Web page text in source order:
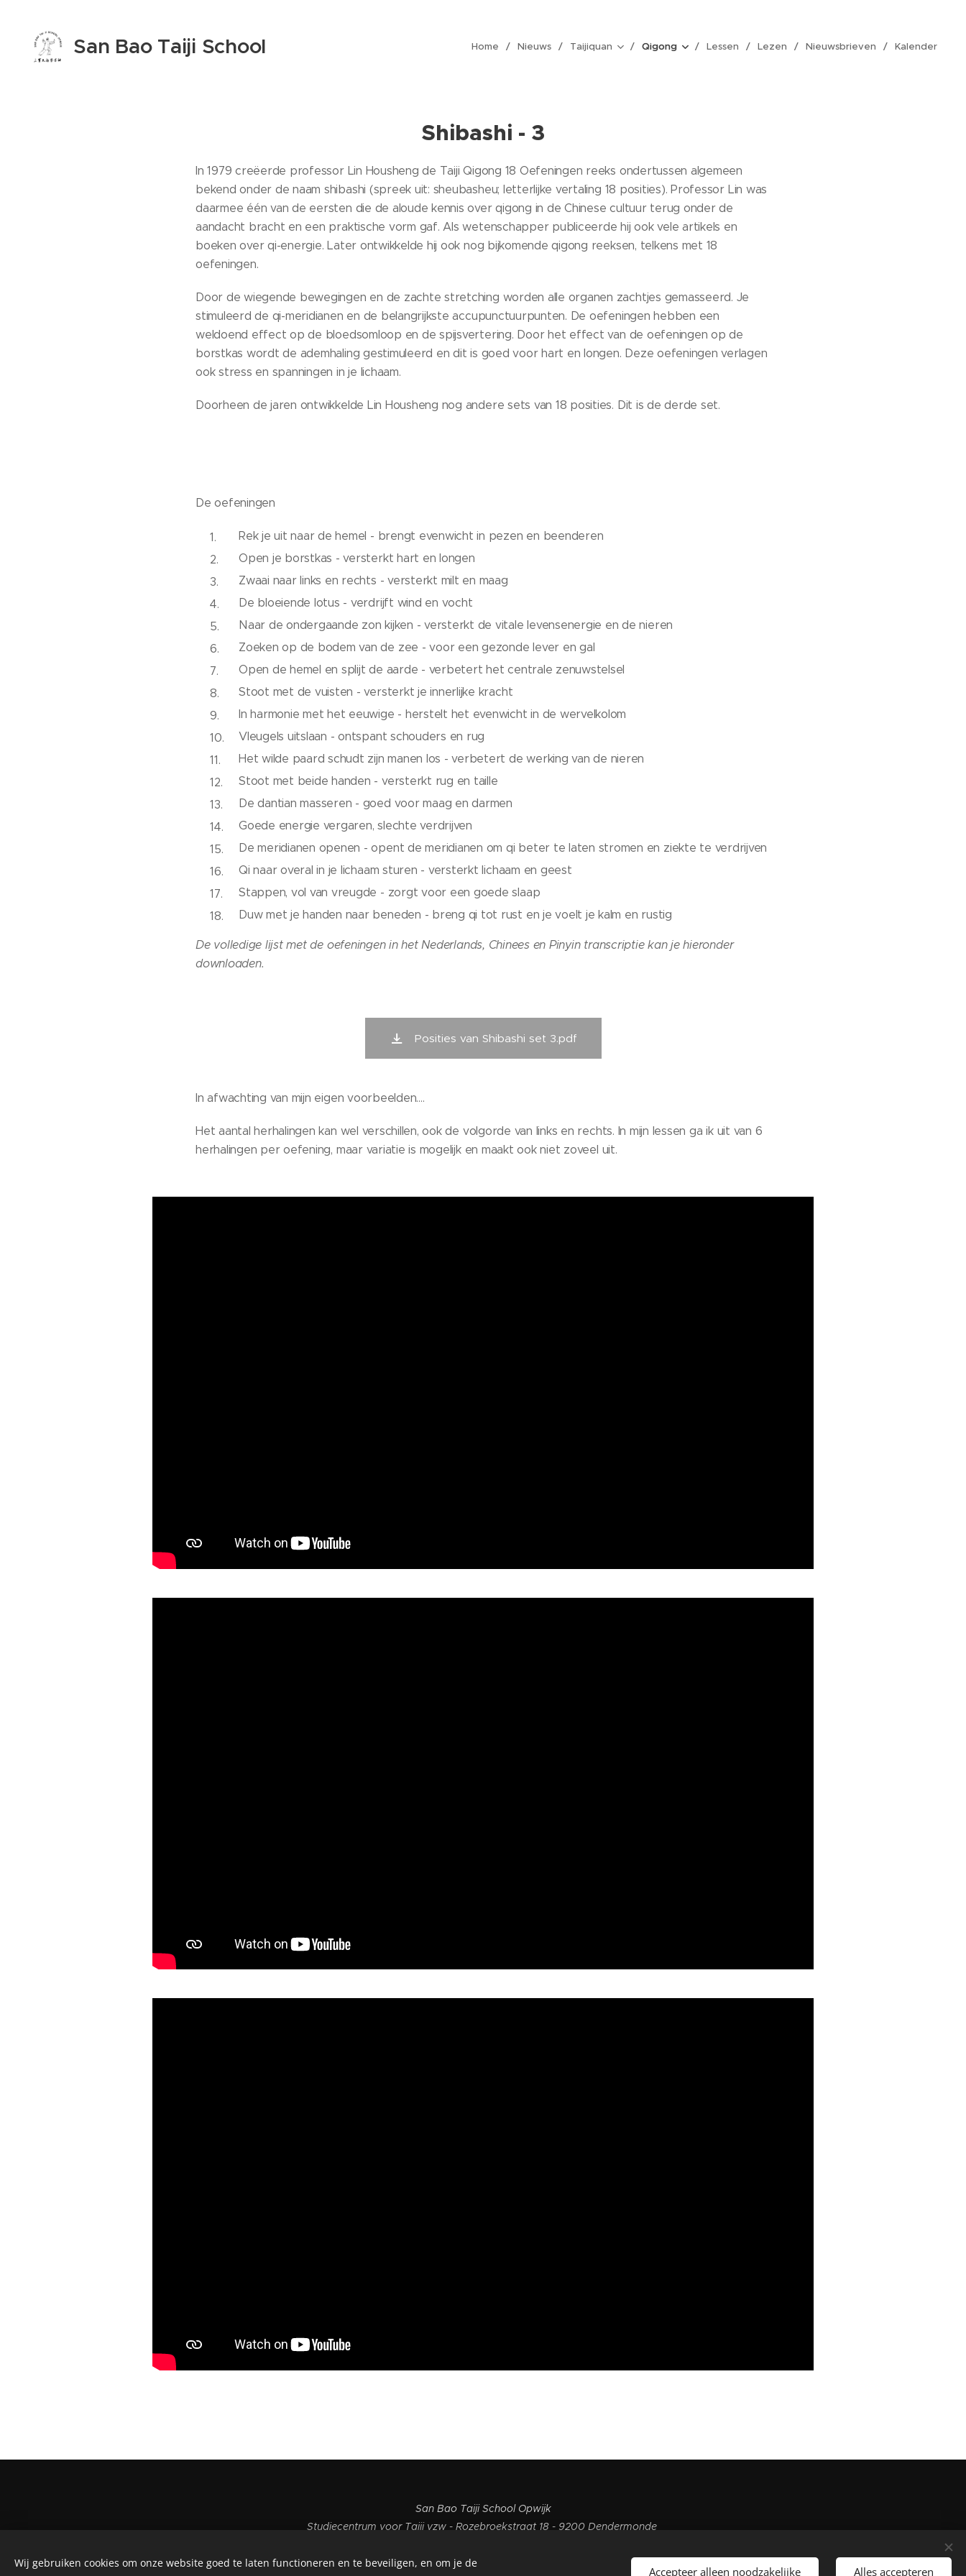
San Bao Taiji School
Home Nieuws Taijiquan Qigong Lessen Lezen Nieuwsbrieven Kalender
Shibashi - 3
In 1979 creëerde professor Lin Housheng de Taiji Qigong 18 Oefeningen reeks ondertussen algemeen
bekend onder de naam shibashi (spreek uit: sheubasheu; letterlijke vertaling 18 posities). Professor Lin was
daarmee één van de eersten die de aloude kennis over qigong in de Chinese cultuur terug onder de
aandacht bracht en een praktische vorm gaf. Als wetenschapper publiceerde hij ook vele artikels en
boeken over qi-energie. Later ontwikkelde hij ook nog bijkomende qigong reeksen, telkens met 18
oefeningen.
Door de wiegende bewegingen en de zachte stretching worden alle organen zachtjes gemasseerd. Je
stimuleerd de qi-meridianen en de belangrijkste accupunctuurpunten. De oefeningen hebben een
weldoend effect op de bloedsomloop en de spijsvertering. Door het effect van de oefeningen op de
borstkas wordt de ademhaling gestimuleerd en dit is goed voor hart en longen. Deze oefeningen verlagen
ook stress en spanningen in je lichaam.
Doorheen de jaren ontwikkelde Lin Housheng nog andere sets van 18 posities. Dit is de derde set.
De oefeningen
Rek je uit naar de hemel - brengt evenwicht in pezen en beenderen
Open je borstkas - versterkt hart en longen
Zwaai naar links en rechts - versterkt milt en maag
De bloeiende lotus - verdrijft wind en vocht
Naar de ondergaande zon kijken - versterkt de vitale levensenergie en de nieren
Zoeken op de bodem van de zee - voor een gezonde lever en gal
Open de hemel en splijt de aarde - verbetert het centrale zenuwstelsel
Stoot met de vuisten - versterkt je innerlijke kracht
In harmonie met het eeuwige - herstelt het evenwicht in de wervelkolom
Vleugels uitslaan - ontspant schouders en rug
Het wilde paard schudt zijn manen los - verbetert de werking van de nieren
Stoot met beide handen - versterkt rug en taille
De dantian masseren - goed voor maag en darmen
Goede energie vergaren, slechte verdrijven
De meridianen openen - opent de meridianen om qi beter te laten stromen en ziekte te verdrijven
Qi naar overal in je lichaam sturen - versterkt lichaam en geest
Stappen, vol van vreugde - zorgt voor een goede slaap
Duw met je handen naar beneden - breng qi tot rust en je voelt je kalm en rustig
De volledige lijst met de oefeningen in het Nederlands, Chinees en Pinyin transcriptie kan je hieronder
downloaden.
Posities van Shibashi set 3.pdf
In afwachting van mijn eigen voorbeelden....
Het aantal herhalingen kan wel verschillen, ook de volgorde van links en rechts. In mijn lessen ga ik uit van 6
herhalingen per oefening, maar variatie is mogelijk en maakt ook niet zoveel uit.
San Bao Taiji School Opwijk
Studiecentrum voor Taiji vzw - Rozebroekstraat 18 - 9200 Dendermonde
Cookies
Wij gebruiken cookies om onze website goed te laten functioneren en te beveiligen, en om je de
Accepteer alleen noodzakelijke Alles accepteren